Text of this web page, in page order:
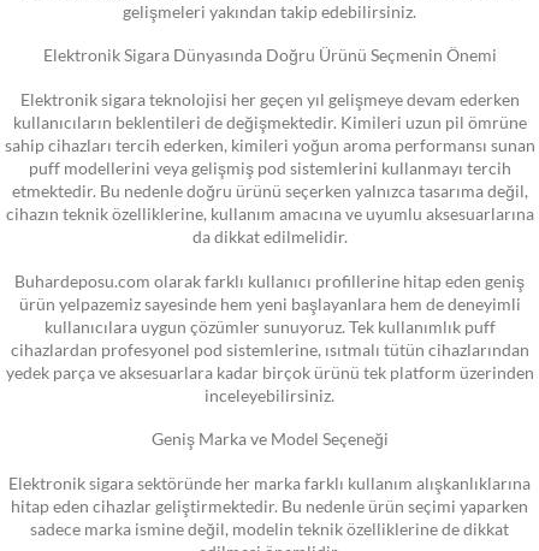
gelişmeleri yakından takip edebilirsiniz.
Elektronik Sigara Dünyasında Doğru Ürünü Seçmenin Önemi
Elektronik sigara teknolojisi her geçen yıl gelişmeye devam ederken
kullanıcıların beklentileri de değişmektedir. Kimileri uzun pil ömrüne
sahip cihazları tercih ederken, kimileri yoğun aroma performansı sunan
puff modellerini veya gelişmiş pod sistemlerini kullanmayı tercih
etmektedir. Bu nedenle doğru ürünü seçerken yalnızca tasarıma değil,
cihazın teknik özelliklerine, kullanım amacına ve uyumlu aksesuarlarına
da dikkat edilmelidir.
Buhardeposu.com olarak farklı kullanıcı profillerine hitap eden geniş
ürün yelpazemiz sayesinde hem yeni başlayanlara hem de deneyimli
kullanıcılara uygun çözümler sunuyoruz. Tek kullanımlık puff
cihazlardan profesyonel pod sistemlerine, ısıtmalı tütün cihazlarından
yedek parça ve aksesuarlara kadar birçok ürünü tek platform üzerinden
inceleyebilirsiniz.
Geniş Marka ve Model Seçeneği
Elektronik sigara sektöründe her marka farklı kullanım alışkanlıklarına
hitap eden cihazlar geliştirmektedir. Bu nedenle ürün seçimi yaparken
sadece marka ismine değil, modelin teknik özelliklerine de dikkat